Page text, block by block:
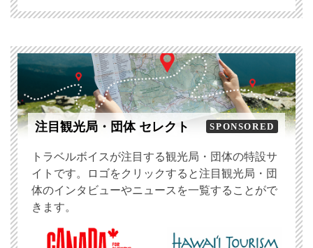
注目観光局・団体 セレクト SPONSORED
トラベルボイスが注目する観光局・団体の特設サ
イトです。ロゴをクリックすると注目観光局・団
体のインタビューやニュースを一覧することがで
きます。